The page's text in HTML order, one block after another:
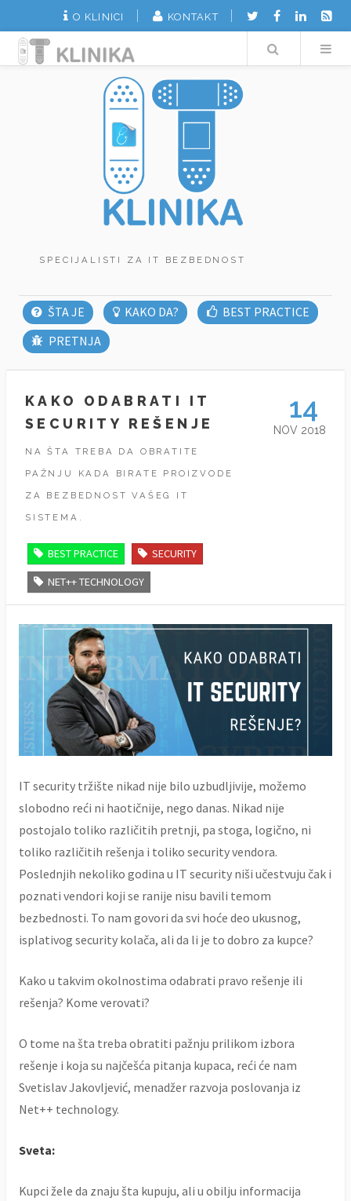
O KLINICI KONTAKT
Search
ŠTA JE KAKO DA?
BEST PRACTICE
PRETNJA
KAKO ODABRATI IT
SECURITY REŠENJE
NA ŠTA TREBA DA OBRATITE
PAŽNJU KADA BIRATE PROIZVODE
ZA BEZBEDNOST VAŠEG IT
SISTEMA.
BEST PRACTICE SECURITY
NET++ TECHNOLOGY
14
NOV 2018
IT security tržište nikad nije bilo uzbudljivije, možemo
slobodno reći ni haotičnije, nego danas. Nikad nije
postojalo toliko različitih pretnji, pa stoga, logično, ni
toliko različitih rešenja i toliko security vendora.
Poslednjih nekoliko godina u IT security niši učestvuju čak i
poznati vendori koji se ranije nisu bavili temom
bezbednosti. To nam govori da svi hoće deo ukusnog,
isplativog security kolača, ali da li je to dobro za kupce?
Kako u takvim okolnostima odabrati pravo rešenje ili
rešenja? Kome verovati?
O tome na šta treba obratiti pažnju prilikom izbora
rešenje i koja su najčešća pitanja kupaca, reći će nam
Svetislav Jakovljević, menadžer razvoja poslovanja iz
Net++ technology.
Sveta:
Kupci žele da znaju šta kupuju, ali u obilju informacija
SPECIJALISTI ZA IT BEZBEDNOST